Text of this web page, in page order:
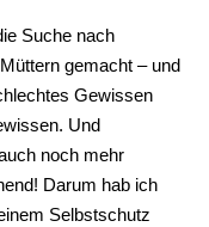
Suche nach
gemacht – und
Gewissen
Und
noch mehr
Darum hab ich
Selbstschutz